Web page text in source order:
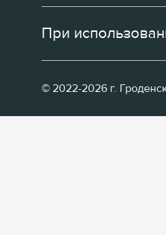
При
© 2022-2026 г.